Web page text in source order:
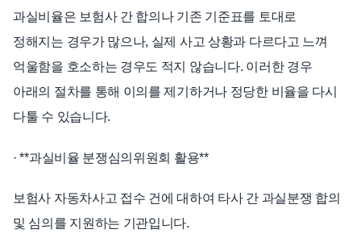
과실비율은 보험사 간 합의나 기존 기준표를 토대로
정해지는 경우가 많으나, 실제 사고 상황과 다르다고 느껴
억울함을 호소하는 경우도 적지 않습니다. 이러한 경우
아래의 절차를 통해 이의를 제기하거나 정당한 비율을 다시
다툴 수 있습니다.
· **과실비율 분쟁심의위원회 활용**
보험사 자동차사고 접수 건에 대하여 타사 간 과실분쟁 합의
및 심의를 지원하는 기관입니다.